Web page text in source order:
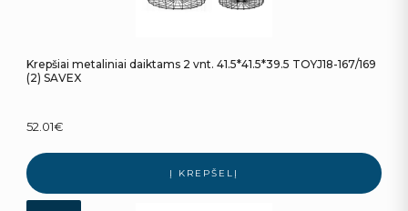
Krepšiai metaliniai daiktams 2 vnt. 41.5*41.5*39.5 TOYJ18-167/169
(2) SAVEX
52.01€
Į KREPŠELĮ